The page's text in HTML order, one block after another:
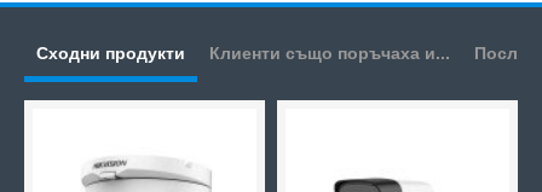
Сходни продукти Клиенти също поръчаха и...